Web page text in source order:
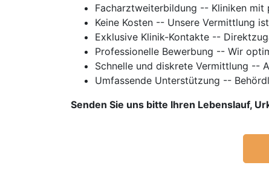
Facharztweiterbildung -- Kliniken mit
Keine Kosten -- Unsere Vermittlung
Exklusive Klinik-Kontakte --
Professionelle Bewerbung -- Wir
Schnelle und diskrete Vermittlung --
Umfassende Unterstützung --
Senden Sie uns bitte Ihren Lebenslauf,